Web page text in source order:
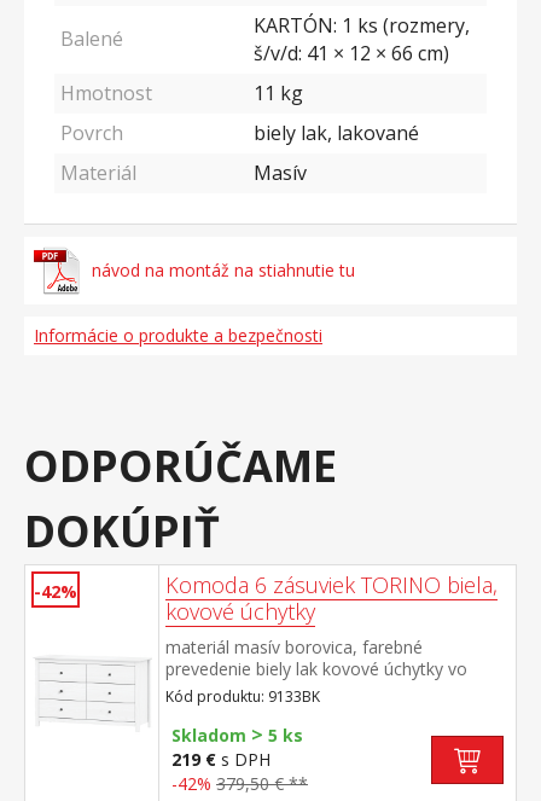
Balené
KARTÓN: 1 ks (rozmery,
š/v/d: 41 × 12 × 66 cm)
Hmotnost
11 kg
Povrch
biely lak, lakované
Materiál
Masív
návod na montáž na stiahnutie tu
Informácie o produkte a bezpečnosti
ODPORÚČAME
DOKÚPIŤ
-42%
Komoda 6 zásuviek TORINO biela,
kovové úchytky
materiál masív borovica, farebné
prevedenie biely lak kovové úchytky vo
farebnom prevedení černená mosadz šesť
zásuviek s kovovými pojazdmi rozmer
zásuvky (š/h/v) 52 × 33 × 19 cm
Kód produktu: 9133BK
Skladom > 5 ks
219 € s DPH
-42% 379,50 € **